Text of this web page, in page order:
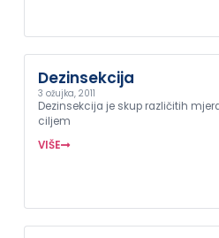
Dezinsekcija
3 ožujka, 2011
Dezinsekcija je skup različitih
ciljem
VIŠE